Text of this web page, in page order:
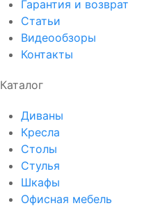
Гарантия и возврат
Статьи
Видеообзоры
Контакты
Каталог
Диваны
Кресла
Столы
Стулья
Шкафы
Офисная мебель